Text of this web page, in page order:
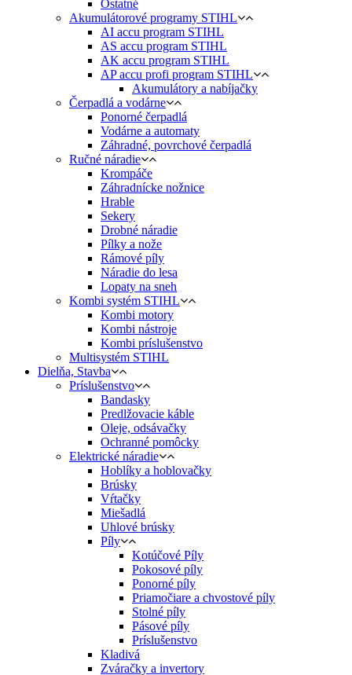
Ostatné
Akumulátorové programy STIHL
AI accu program STIHL
AS accu program STIHL
AK accu program STIHL
AP accu profi program STIHL
Akumulátory a nabíjačky
Čerpadlá a vodárne
Ponorné čerpadlá
Vodárne a automaty
Záhradné, povrchové čerpadlá
Ručné náradie
Krompáče
Záhradnícke nožnice
Hrable
Sekery
Drobné náradie
Pílky a nože
Rámové píly
Náradie do lesa
Lopaty na sneh
Kombi systém STIHL
Kombi motory
Kombi nástroje
Kombi príslušenstvo
Multisystém STIHL
Dielňa, Stavba
Príslušenstvo
Bandasky
Predlžovacie káble
Oleje, odsávačky
Ochranné pomôcky
Elektrické náradie
Hoblíky a hoblovačky
Brúsky
Vŕtačky
Miešadlá
Uhlové brúsky
Píly
Kotúčové Píly
Pokosové píly
Ponorné píly
Priamočiare a chvostové píly
Stolné píly
Pásové píly
Príslušenstvo
Kladivá
Zváračky a invertory